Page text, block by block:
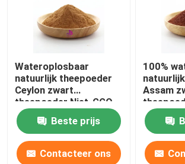
Wateroplosbaar
natuurlijk theepoeder
Ceylon zwart
theepoeder Niet-GGO
veganistisch
Beste prijs
Contacteer ons
100%
Assam